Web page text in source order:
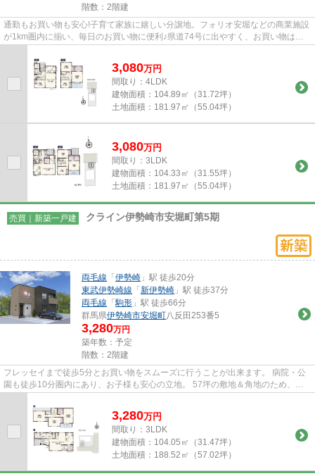
階数：2階建
通勤もお買い物も安心!子育て家族に嬉しい分譲地。フォリオ安堀などの商業施設
が1km圏内に揃い、毎日のお買い物に便利♪県道74号に出やすく、お買い物はも
ちろん、国道462号・国道354号...
3,080万円
間取り：4LDK
建物面積： 104.89㎡（31.72坪）
土地面積： 181.97㎡（55.04坪）
3,080万円
間取り：3LDK
建物面積： 104.33㎡（31.55坪）
土地面積： 181.97㎡（55.04坪）
売買｜新築一戸建 クライン伊勢崎市安堀町第5期
両毛線 「伊勢崎 」駅 徒歩20分
東武伊勢崎線 「新伊勢崎 」駅 徒歩37分
両毛線 「駒形 」駅 徒歩66分
群馬県伊勢崎市安堀町八反田253番5
3,280万円
築年数：予定
階数：2階建
フレッセイまで徒歩5分とお買い物をスムーズに行うことが出来ます。 病院・公
園も徒歩10分圏内にあり、お子様も安心の立地。 57坪の敷地＆角地のため、開
放感のある区画となっておりま...
3,280万円
間取り：3LDK
建物面積： 104.05㎡（31.47坪）
土地面積： 188.52㎡（57.02坪）